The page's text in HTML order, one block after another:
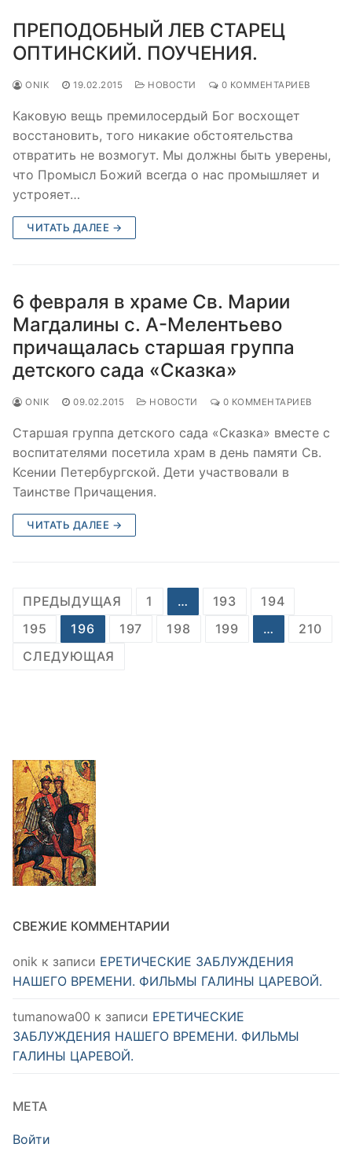
ПРЕПОДОБНЫЙ ЛЕВ СТАРЕЦ
ОПТИНСКИЙ. ПОУЧЕНИЯ.
ONIK 19.02.2015 НОВОСТИ 0 КОММЕНТАРИЕВ
Каковую вещь премилосердый Бог восхощет
восстановить, того никакие обстоятельства
отвратить не возмогут. Мы должны быть уверены,
что Промысл Божий всегда о нас промышляет и
устрояет…
ЧИТАТЬ ДАЛЕЕ →
6 февраля в храме Св. Марии
Магдалины с. А-Мелентьево
причащалась старшая группа
детского сада «Сказка»
ONIK 09.02.2015 НОВОСТИ 0 КОММЕНТАРИЕВ
Старшая группа детского сада «Сказка» вместе с
воспитателями посетила храм в день памяти Св.
Ксении Петербургской. Дети участвовали в
Таинстве Причащения.
ЧИТАТЬ ДАЛЕЕ →
Пагинация
записей
ПРЕДЫДУЩАЯ 1 … 193
194
195
196 197 198 199 …
210
СЛЕДУЮЩАЯ
СВЕЖИЕ КОММЕНТАРИИ
onik к записи ЕРЕТИЧЕСКИЕ ЗАБЛУЖДЕНИЯ
НАШЕГО ВРЕМЕНИ. ФИЛЬМЫ ГАЛИНЫ ЦАРЕВОЙ.
tumanowa00 к записи ЕРЕТИЧЕСКИЕ
ЗАБЛУЖДЕНИЯ НАШЕГО ВРЕМЕНИ. ФИЛЬМЫ
ГАЛИНЫ ЦАРЕВОЙ.
МЕТА
Войти